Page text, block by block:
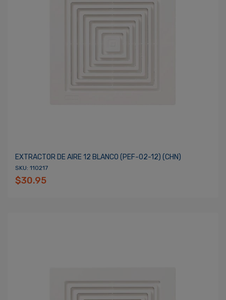
EXTRACTOR DE AIRE 12 BLANCO (PEF-02-12) (CHN)
SKU: 110217
$30.95